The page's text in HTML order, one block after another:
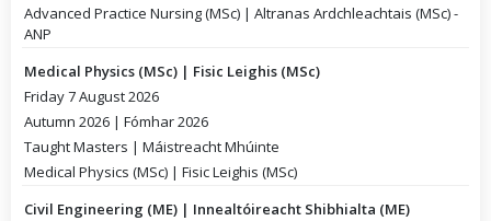
Advanced Practice Nursing (MSc) | Altranas Ardchleachtais (MSc) -
ANP
Medical Physics (MSc) | Fisic Leighis (MSc)
Friday 7 August 2026
Autumn 2026 | Fómhar 2026
Taught Masters | Máistreacht Mhúinte
Medical Physics (MSc) | Fisic Leighis (MSc)
Civil Engineering (ME) | Innealtóireacht Shibhialta (ME)